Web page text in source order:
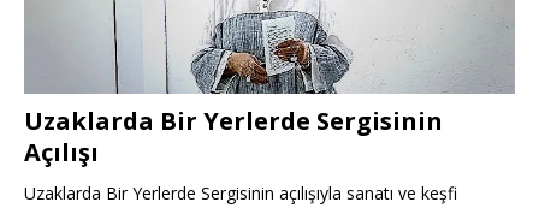
Uzaklarda Bir Yerlerde Sergisinin
Açılışı
Uzaklarda Bir Yerlerde Sergisinin açılışıyla sanatı ve keşfi